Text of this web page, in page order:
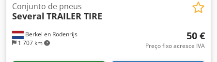
Berkel en Rodenrijs
1 707 km
Conjunto de pneus
Several TRAILER TIRE
50 €
Preço fixo acresce IVA